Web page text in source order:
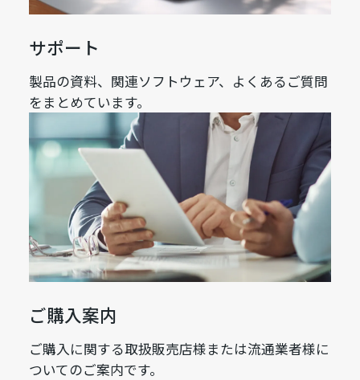
サポート
製品の資料、関連ソフトウェア、よくあるご質問
をまとめています。
ご購入案内
ご購入に関する取扱販売店様または流通業者様に
ついてのご案内です。